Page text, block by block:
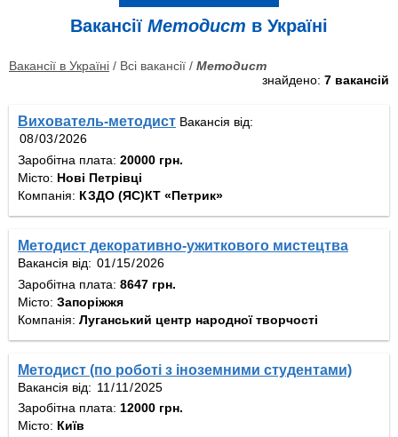
Вакансії Методист в Україні
Вакансії в Україні / Всі вакансії / Методист
знайдено: 7 вакансій
Вихователь-методист Вакансія від:
Заробітна плата: 20000 грн.
Місто: Нові Петрівці
Компанія: КЗДО (ЯС)КТ «Петрик»
Методист декоративно-ужиткового мистецтва
Вакансія від:
Заробітна плата: 8647 грн.
Місто: Запоріжжя
Компанія: Луганський центр народної творчості
Методист (по роботі з іноземними студентами)
Вакансія від:
Заробітна плата: 12000 грн.
Місто: Київ